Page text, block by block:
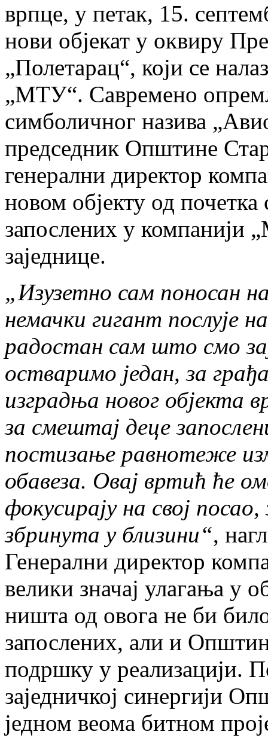
врпце, у петак, 15.
нови објекат у оквиру
„Полетарац“, који се
„МТУ“. Савремено
симболичног назива
председник Општине
генерални директор
новом објекту од
запослених у компанији
заједнице.
„Изузетно сам поносан
немачки гигант послује
радостан сам што смо
остваримо један, за
изградња новог
за смештај деце
постизање равнотеже
обавеза. Овај вртић ће
фокусирају на свој
збринута у близини“,
Генерални директор
велики значај улагања у
ништа од овога не би
запослених, али и
подршку у реализацији.
заједничкој синергији
једном веома битном